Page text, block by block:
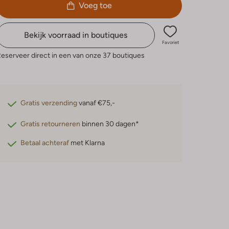
Voeg toe
Bekijk voorraad in boutiques
Favoriet
direct in een van onze 37 boutiques
Gratis verzendingvanaf €75,-
Gratis retourneren binnen 30 dagen*
Betaal achteraf met Klarna